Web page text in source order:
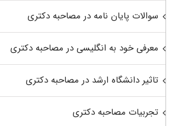
سوالات پایان نامه در مصاحبه دکتری
معرفی خود به انگلیسی در مصاحبه دکتری
تاثیر دانشگاه ارشد در مصاحبه دکتری
تجربیات مصاحبه دکتری